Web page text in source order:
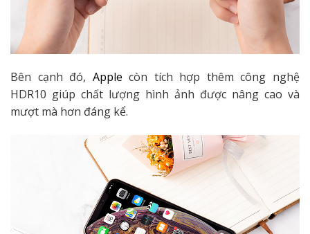
Bên cạnh đó, Apple còn tích hợp thêm công nghệ
HDR10 giúp chất lượng hình ảnh được nâng cao và
mượt mà hơn đáng kể.